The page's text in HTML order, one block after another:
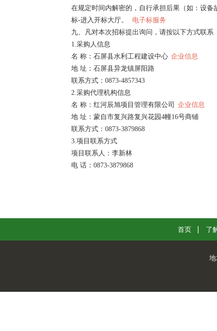
在规定时间内解密的，自行承担后果（如：设
标-进入开标大厅。
电子标服务
九、凡对本次招标提出询问，请按以下方式联系
1.采购人信息
名 称：石屏县水利工程建设中心 企业信息
地 址：石屏县异龙镇屏阳路
联系方式：0873-4857343
2.采购代理机构信息
名 称：红河辰旭项目管理有限公司
企业信息
地 址：蒙自市复兴路复兴花园4幢16号商铺
联系方式：0873-3879868
3.项目联系方式
项目联系人：李新林
电 话：0873-3879868
首页 了